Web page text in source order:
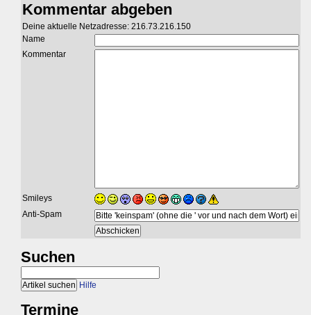
Kommentar abgeben
Deine aktuelle Netzadresse: 216.73.216.150
Name
Kommentar
Smileys
Anti-Spam
Suchen
Hilfe
Termine